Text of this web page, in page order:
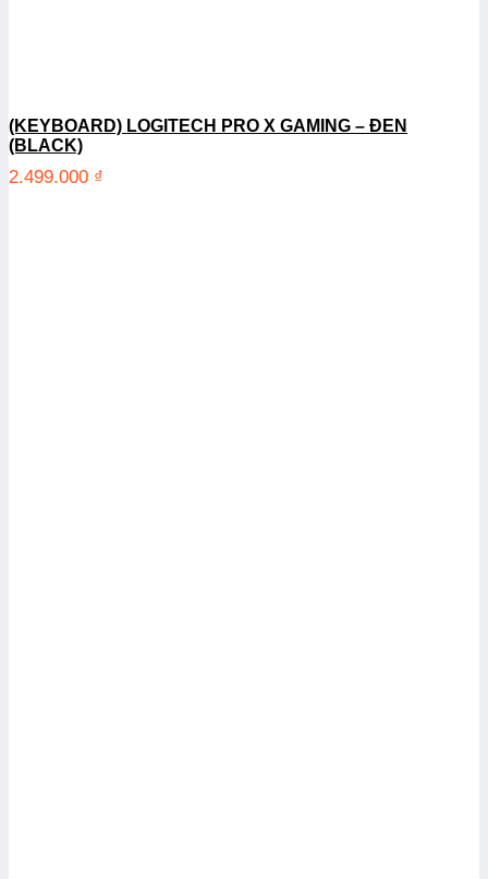
(KEYBOARD) LOGITECH PRO X GAMING – ĐEN
(BLACK)
2.499.000 ₫